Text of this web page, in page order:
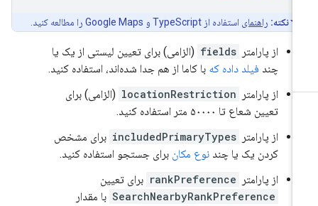
نکته:راهنمایاستفاده از TypeScript و Google Maps را مطالعه کنید.
از پارامتر fields (الزامی) برای تعیین لیستی از یک یا
چندفیلد داده کهبا کاما از هم جدا شده‌اند، استفاده کنید.
از پارامتر locationRestriction (الزامی) برای
تعیین شعاع تا ۵۰۰۰۰ متر استفاده کنید.
از پارامتر includedPrimaryTypes برای مشخص
کردن یک یا چندنوع مکانبرای جستجو استفاده کنید.
از پارامتر rankPreference برای تعیین
SearchNearbyRankPreference با مقدار